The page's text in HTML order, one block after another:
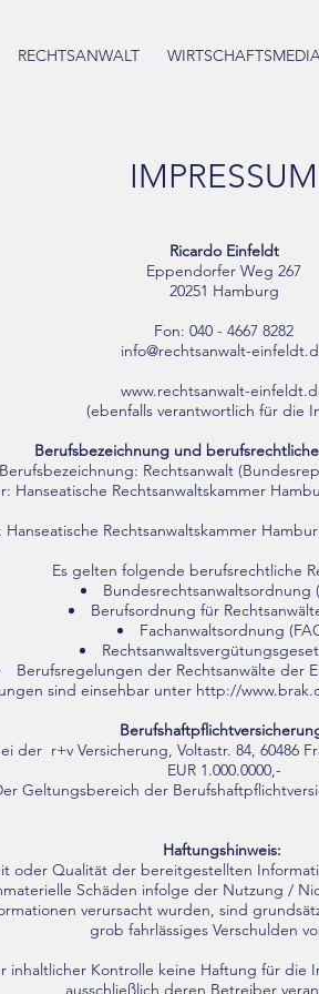
RECHTSANWALT
IMPRESSUM
Ricardo Einfeldt
Eppendorfer Weg 267
20251 Hamburg
Fon: 040 - 4667 8282
info@rechtsanwalt-
www.rechtsanwalt-
(ebenfalls verantwortlich für die
Berufsbezeichnung und
Berufsbezeichnung: Rechtsanwalt
Hanseatische Rechtsanwaltskammer
Rechtsanwaltskammer
Es gelten folgende berufsrechtliche
Bundesrechtsanwaltsordnung
Berufsordnung für
Fachanwaltsordnung
Berufsregelungen der Rechtsanwälte der
sind einsehbar unter http://
r+v Versicherung, Voltastr. 84, 60486
EUR 1.000.0000,-
Geltungsbereich der
Haftungshinweis:
oder Qualität der bereitgestellten
Schäden infolge der Nutzung /
verursacht wurden, sind
grob fahrlässiges Verschulden
Kontrolle keine Haftung für die
ausschließlich deren Betreiber